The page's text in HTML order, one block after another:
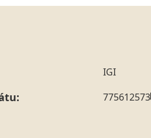
IGI
775612573